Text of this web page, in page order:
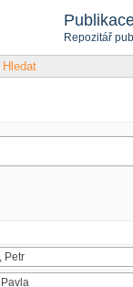
Repozitář
Hledat